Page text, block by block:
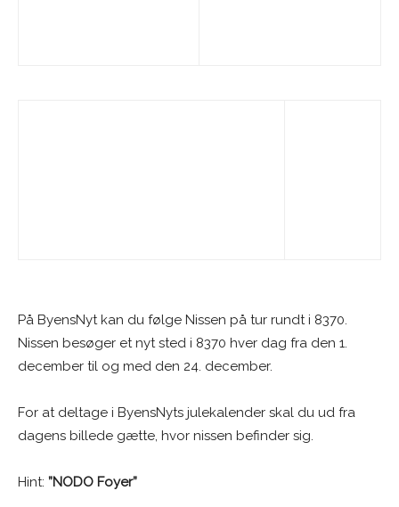
På ByensNyt kan du følge Nissen på tur rundt i 8370.
Nissen besøger et nyt sted i 8370 hver dag fra den 1.
december til og med den 24. december.
For at deltage i ByensNyts julekalender skal du ud fra
dagens billede gætte, hvor nissen befinder sig.
Hint: ”NODO Foyer”